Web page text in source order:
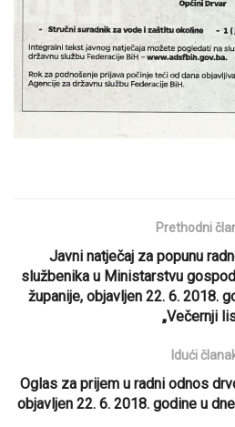
Prethodni
Javni natječaj za popunu
službenika u Ministarstvu
županije, objavljen 22. 6. 2018.
„Večernji
Idući
Oglas za prijem u radni odnos
objavljen 22. 6. 2018. godine u